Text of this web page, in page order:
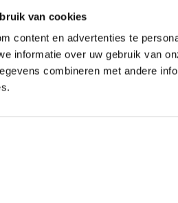
van cookies
content en advertenties te
informatie over uw gebruik van
combineren met andere